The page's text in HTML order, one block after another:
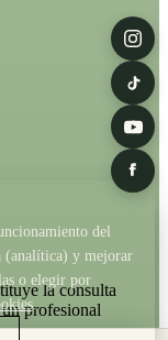
la consulta
profesional
del
(analítica) y mejorar
o elegir por
.